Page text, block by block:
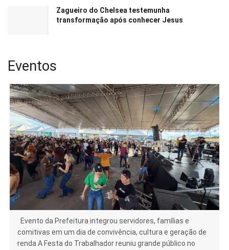
Zagueiro do Chelsea testemunha
transformação após conhecer Jesus
Eventos
Evento da Prefeitura integrou servidores, famílias e
comitivas em um dia de convivência, cultura e geração de
renda A Festa do Trabalhador reuniu grande público no